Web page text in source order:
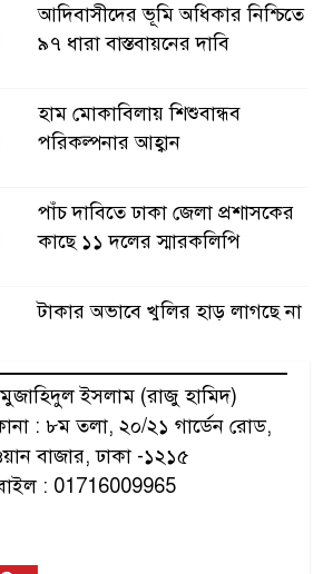
আদিবাসীদের ভূমি অধিকার নিশ্চিতে
৯৭ ধারা বাস্তবায়নের দাবি
হাম মোকাবিলায় শিশুবান্ধব
পরিকল্পনার আহ্বান
পাঁচ দাবিতে ঢাকা জেলা প্রশাসকের
কাছে ১১ দলের স্মারকলিপি
টাকার অভাবে খুলির হাড় লাগছে না
টাঙ্গাইলে অভিযানে ৩ হাসপাতাল
সিলগালা
ইসলাম (রাজু হামিদ)
: ৮ম তলা, ২০/২১ গার্ডেন রোড,
বাজার, ঢাকা -১২১৫
: 01716009965